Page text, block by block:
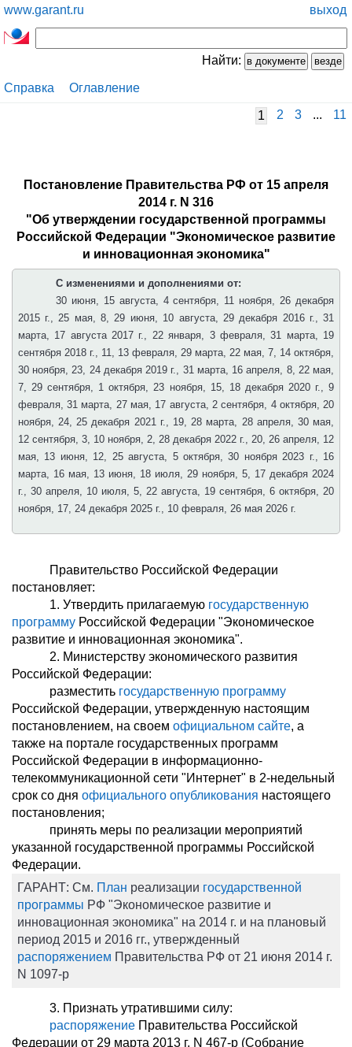
www.garant.ru выход
Найти:
Справка Оглавление
1 2 3 ... 11
Постановление Правительства РФ от 15 апреля
2014 г. N 316
"Об утверждении государственной программы
Российской Федерации "Экономическое развитие
и инновационная экономика"
С изменениями и дополнениями от:
30 июня, 15 августа, 4 сентября, 11 ноября, 26 декабря
2015 г., 25 мая, 8, 29 июня, 10 августа, 29 декабря 2016 г., 31
марта, 17 августа 2017 г., 22 января, 3 февраля, 31 марта, 19
сентября 2018 г., 11, 13 февраля, 29 марта, 22 мая, 7, 14 октября,
30 ноября, 23, 24 декабря 2019 г., 31 марта, 16 апреля, 8, 22 мая,
7, 29 сентября, 1 октября, 23 ноября, 15, 18 декабря 2020 г., 9
февраля, 31 марта, 27 мая, 17 августа, 2 сентября, 4 октября, 20
ноября, 24, 25 декабря 2021 г., 19, 28 марта, 28 апреля, 30 мая,
12 сентября, 3, 10 ноября, 2, 28 декабря 2022 г., 20, 26 апреля, 12
мая, 13 июня, 12, 25 августа, 5 октября, 30 ноября 2023 г., 16
марта, 16 мая, 13 июня, 18 июля, 29 ноября, 5, 17 декабря 2024
г., 30 апреля, 10 июля, 5, 22 августа, 19 сентября, 6 октября, 20
ноября, 17, 24 декабря 2025 г., 10 февраля, 26 мая 2026 г.
Правительство Российской Федерации
постановляет:
1. Утвердить прилагаемую государственную
программу Российской Федерации "Экономическое
развитие и инновационная экономика".
2. Министерству экономического развития
Российской Федерации:
разместить государственную программу
Российской Федерации, утвержденную настоящим
постановлением, на своем официальном сайте, а
также на портале государственных программ
Российской Федерации в информационно-
телекоммуникационной сети "Интернет" в 2-недельный
срок со дня официального опубликования настоящего
постановления;
принять меры по реализации мероприятий
указанной государственной программы Российской
Федерации.
ГАРАНТ: См. План реализации государственной
программы РФ "Экономическое развитие и
инновационная экономика" на 2014 г. и на плановый
период 2015 и 2016 гг., утвержденный
распоряжением Правительства РФ от 21 июня 2014 г.
N 1097-р
3. Признать утратившими силу:
распоряжение Правительства Российской
Федерации от 29 марта 2013 г. N 467-р (Собрание